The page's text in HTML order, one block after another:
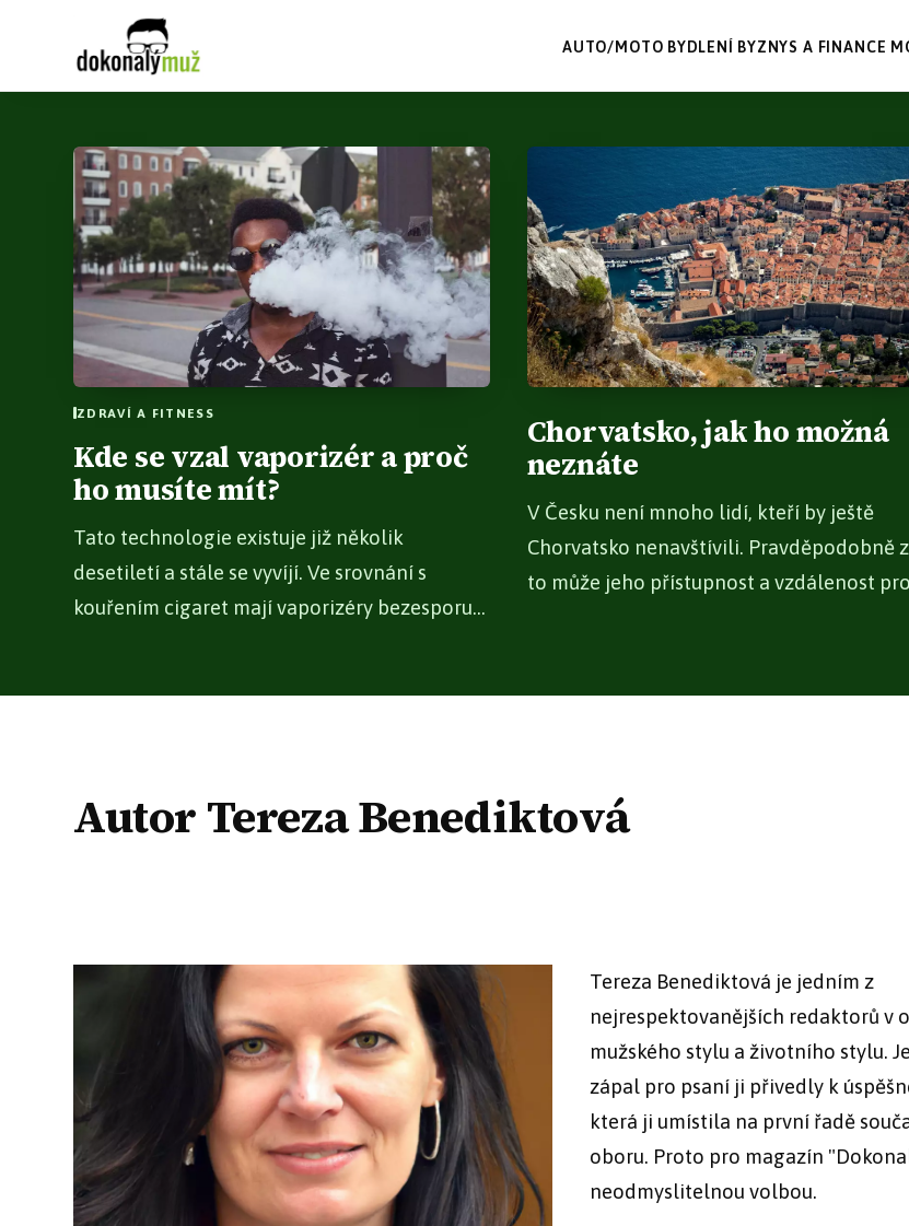
AUTO/MOTO BYDLENÍ BYZNYS A FINANCE
Kde se vzal vaporizér a proč
ho musíte mít?
Tato technologie existuje již několik
desetiletí a stále se vyvíjí. Ve srovnání s
kouřením cigaret mají vaporizéry bezesporu...
ZDRAVÍ A FITNESS
Chorvatsko, jak ho možná
neznáte
V Česku není mnoho lidí, kteří by ještě
Chorvatsko nenavštívili. Pravděpodobně
to může jeho přístupnost a vzdálenost pro
Autor Tereza Benediktová
Tereza Benediktová je jedním z
nejrespektovanějších redaktorů v
mužského stylu a životního stylu.
zápal pro psaní ji přivedly k
která ji umístila na první řadě
oboru. Proto pro magazín
neodmyslitelnou volbou.